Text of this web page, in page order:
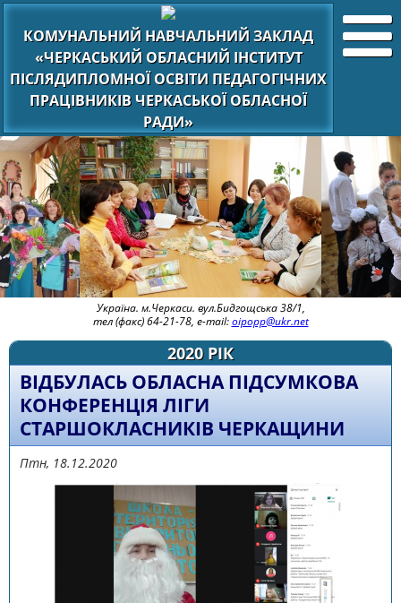
КОМУНАЛЬНИЙ НАВЧАЛЬНИЙ ЗАКЛАД
«ЧЕРКАСЬКИЙ ОБЛАСНИЙ ІНСТИТУТ
ПІСЛЯДИПЛОМНОЇ ОСВІТИ ПЕДАГОГІЧНИХ
ПРАЦІВНИКІВ ЧЕРКАСЬКОЇ ОБЛАСНОЇ
РАДИ»
Україна. м.Черкаси. вул.Бидгощська 38/1,
тел (факс) 64-21-78, e-mail:oipopp@ukr.net
2020 РІК
ВІДБУЛАСЬ ОБЛАСНА ПІДСУМКОВА
КОНФЕРЕНЦІЯ ЛІГИ
СТАРШОКЛАСНИКІВ ЧЕРКАЩИНИ
Птн, 18.12.2020